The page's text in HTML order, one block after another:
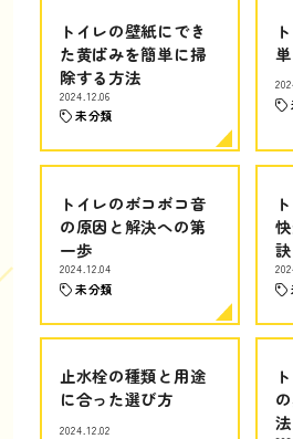
トイレの壁紙にでき
た黄ばみを簡単に掃
除する方法
2024.12.06
未分類
トイレのボコボコ音
の原因と解決への第
一歩
2024.12.04
未分類
訣
止水栓の種類と用途
に合った選び方
2024.12.02
法